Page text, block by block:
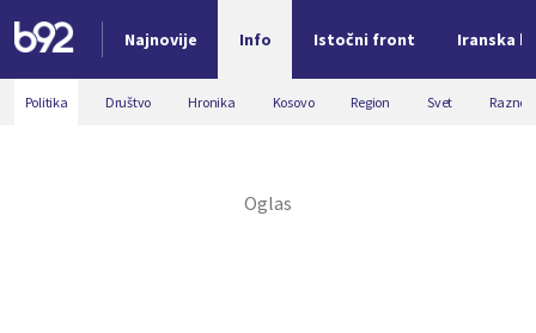
Najnovije Info Istočni front Iranska
Nova vest
Politika Društvo Hronika Kosovo Region Svet Razno